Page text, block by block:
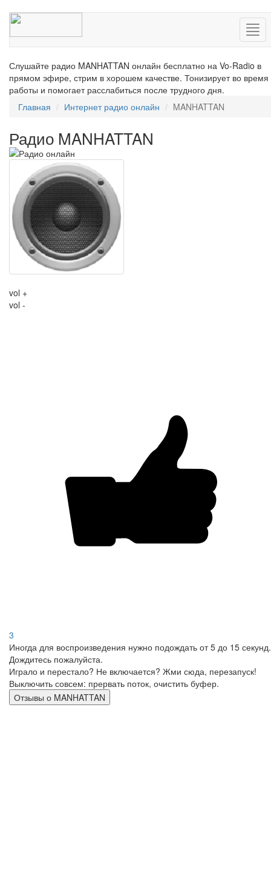
Слушайте радио MANHATTAN онлайн бесплатно на Vo-Radio в
прямом эфире, стрим в хорошем качестве. Тонизирует во время
работы и помогает расслабиться после трудного дня.
Главная
Интернет радио онлайн MANHATTAN
Радио MANHATTAN
vol +
vol -
3
Иногда для воспроизведения нужно подождать от 5 до 15 секунд.
Дождитесь пожалуйста.
Играло и перестало? Не включается? Жми сюда, перезапуск!
Выключить совсем: прервать поток, очистить буфер.
Отзывы о MANHATTAN